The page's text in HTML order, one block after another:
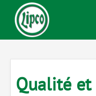
Qualité et